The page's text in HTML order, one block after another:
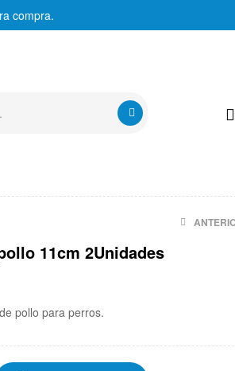
compra.
11cm 2Unidades
pollo para perros.